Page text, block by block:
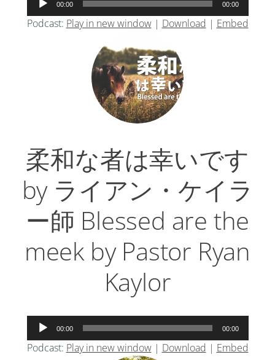
声
プ
00:00 00:00
Podcast: Play in new window| Download | Embed
柔和な者は幸いです
by ライアン・ケイラ
ー師 Blessed are the
meek by Pastor Ryan
Kaylor
声
プ
00:00 00:00
Podcast: Play in new window| Download | Embed